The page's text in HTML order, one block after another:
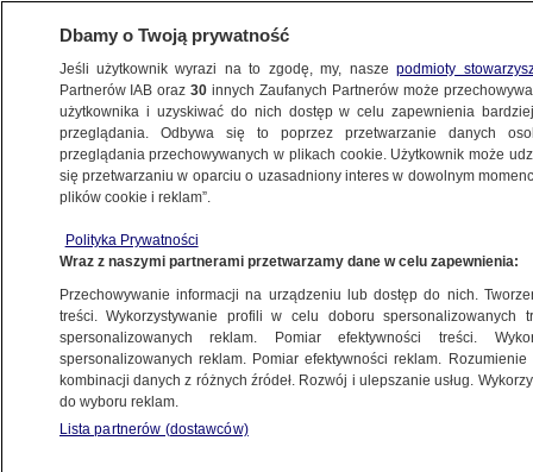
ŚWIAT
"Do tej pory był Izrael kontra
terroryści. Teraz się okazuje, że są
jeszcze Palestyńczycy"
Laura Maksimowicz
26.05.2024, 13:56
Udostępnij
Dbamy o Twoją prywatność
Jeśli użytkownik wyrazi na to zgodę, my, naszepodmioty
Partnerów IAB oraz30 innych Zaufanych Partnerów może
użytkownika i uzyskiwać do nich dostęp w celu zapewnienia
przeglądania. Odbywa się to poprzez przetwarzanie danych
przeglądania przechowywanych w plikach cookie. Użytkownik może
się przetwarzaniu w oparciu o uzasadniony interes w dowolnym
plików cookie i reklam”.
Polityka Prywatności
Wraz z naszymi partnerami przetwarzamy dane w celu zapewnienia:
Przechowywanie informacji na urządzeniu lub dostęp do nich.
treści. Wykorzystywanie profili w celu doboru spersonalizowanych
spersonalizowanych reklam. Pomiar efektywności treści.
spersonalizowanych reklam. Pomiar efektywności reklam.
kombinacji danych z różnych źródeł. Rozwój i ulepszanie usług.
do wyboru reklam.
Lista partnerów (dostawców)